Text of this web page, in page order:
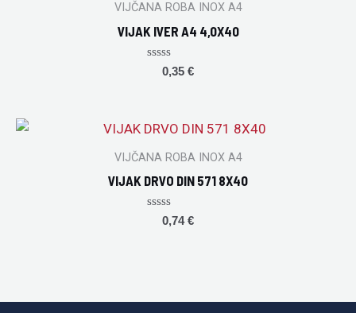
VIJČANA ROBA INOX A4
VIJAK IVER A4 4,0X40
Rated
0,35 €
VIJČANA ROBA INOX A4
VIJAK DRVO DIN 571 8X40
Rated
0,74€